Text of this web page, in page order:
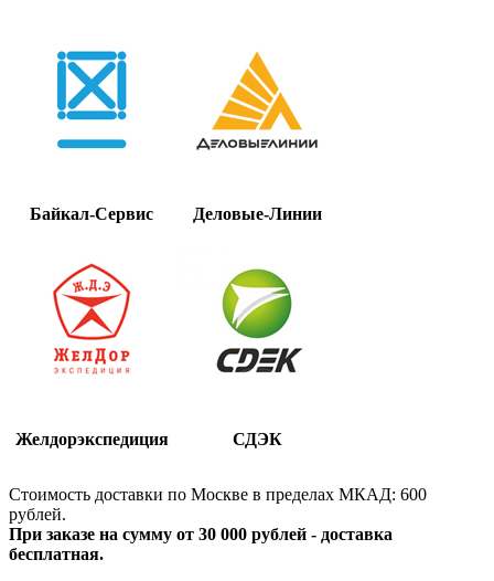
Байкал-Сервис Деловые-Линии
Желдорэкспедиция СДЭК
Стоимость доставки по Москве в пределах МКАД: 600
рублей.
При заказе на сумму от 30 000 рублей - доставка
бесплатная.